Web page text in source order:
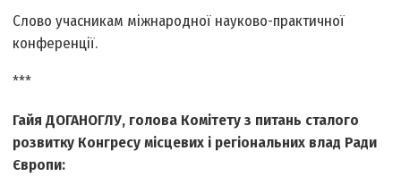
Слово учасникам міжнародної науково-практичної
конференції.
***
Гайя ДОГАНОГЛУ, голова Комітету з питань сталого
розвитку Конгресу місцевих і регіональних влад Ради
Європи: